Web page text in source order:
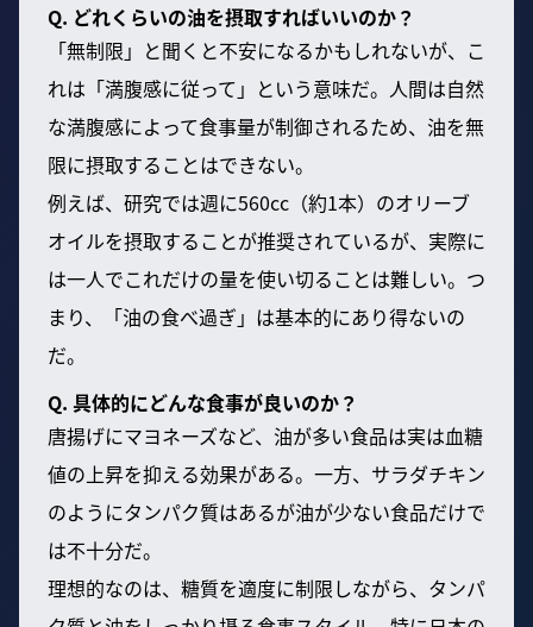
Q. どれくらいの油を摂取すればいいのか？
「無制限」と聞くと不安になるかもしれないが、こ
れは「満腹感に従って」という意味だ。人間は自然
な満腹感によって食事量が制御されるため、油を無
限に摂取することはできない。
例えば、研究では週に560cc（約1本）のオリーブ
オイルを摂取することが推奨されているが、実際に
は一人でこれだけの量を使い切ることは難しい。つ
まり、「油の食べ過ぎ」は基本的にあり得ないの
だ。
Q. 具体的にどんな食事が良いのか？
唐揚げにマヨネーズなど、油が多い食品は実は血糖
値の上昇を抑える効果がある。一方、サラダチキン
のようにタンパク質はあるが油が少ない食品だけで
は不十分だ。
理想的なのは、糖質を適度に制限しながら、タンパ